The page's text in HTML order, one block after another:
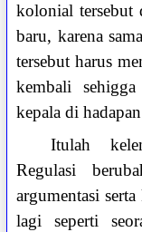
kolonial tersebut
baru, karena
tersebut harus
kembali
kepala di
Itulah
Regulasi
argumentasi
lagi seperti